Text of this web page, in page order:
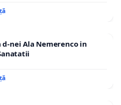
nei Ala Nemerenco in